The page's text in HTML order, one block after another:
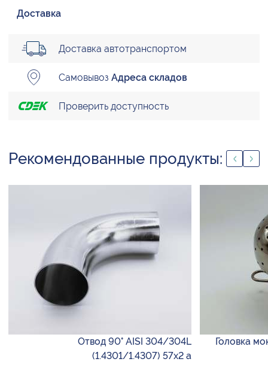
Доставка
Доставка автотранспортом
Самовывоз Адреса складов
Проверить доступность
Рекомендованные продукты:
Отвод 90° AISI 304/304L
(1.4301/1.4307) 57х2 а
Головка